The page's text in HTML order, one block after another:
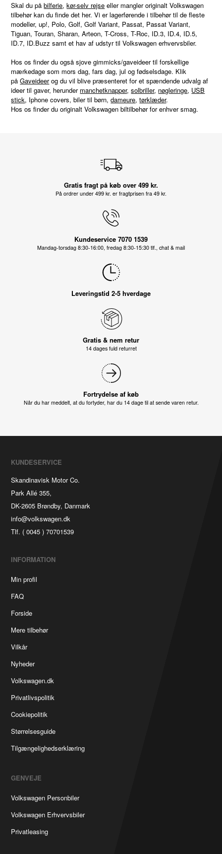
Skal du påbilferie,kør-selv rejse eller mangler originalt Volkswagen
tilbehør kan du finde det her. Vi er lagerførende i tilbehør til de fleste
modeller, up!, Polo, Golf, Golf Variant, Passat, Passat Variant,
Tiguan, Touran, Sharan, Arteon, T-Cross, T-Roc, ID.3, ID.4, ID.5,
ID.7, ID.Buzz samt et hav af udstyr til Volkswagen erhvervsbiler.
Hos os finder du også sjove gimmicks/gaveideer til forskellige
mærkedage som mors dag, fars dag, jul og fødselsdage. Klik
påGaveideerog du vil blive præsenteret for et spændende udvalg af
ideer til gaver, herunder manchetknapper,solbriller, nøgleringe, USB
stick, Iphone covers, biler til børn,dameure,tørklæder.
Hos os finder du originalt Volkswagen biltilbehør for enhver smag.
Gratis fragt på køb over 499 kr.
På ordrer under 499 kr. er fragtprisen fra 49 kr.
Kundeservice 7070 1539
Mandag-torsdag 8:30-16:00, fredag 8:30-15:30 tlf., chat & mail
Leveringstid 2-5 hverdage
Gratis & nem retur
14 dages fuld returret
Fortrydelse af køb
Når du har meddelt, at du fortyder, har du 14 dage til at sende varen retur.
KUNDESERVICE
Skandinavisk Motor Co.
Park Allé 355,
DK-2605 Brøndby, Danmark
info@volkswagen.dk
Tlf. ( 0045 ) 70701539
INFORMATION
Min profil
FAQ
Forside
Mere tilbehør
Vilkår
Nyheder
Volkswagen.dk
Privatlivspolitik
Cookiepolitik
Størrelsesguide
Tilgængelighedserklæring
GENVEJE
Volkswagen Personbiler
Volkswagen Erhvervsbiler
Privatleasing